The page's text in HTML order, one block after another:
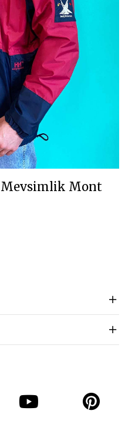
Mevsimlik Mont